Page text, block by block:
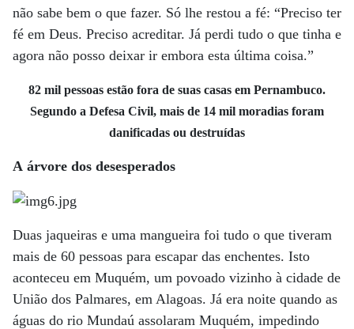
não sabe bem o que fazer. Só lhe restou a fé: “Preciso ter
fé em Deus. Preciso acreditar. Já perdi tudo o que tinha e
agora não posso deixar ir embora esta última coisa.”
82 mil pessoas estão fora de suas casas em Pernambuco.
Segundo a Defesa Civil, mais de 14 mil moradias foram
danificadas ou destruídas
A árvore dos desesperados
Duas jaqueiras e uma mangueira foi tudo o que tiveram
mais de 60 pessoas para escapar das enchentes. Isto
aconteceu em Muquém, um povoado vizinho à cidade de
União dos Palmares, em Alagoas. Já era noite quando as
águas do rio Mundaú assolaram Muquém, impedindo